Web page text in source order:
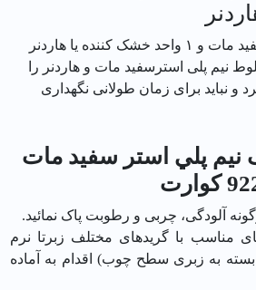
کننده یا هاردنر
نیم پلی استرسفید مات و هاردنر را
و نباید برای زمان طولانی نگهداری
نيم پلي استر سفيد مات
آلودگی، چربی و رطوبت پاک نمائید.
مناسب با گریدهای مختلف زبرتا نرم
(سمباده گرید 80 تا 150 بسته به زبری سطح چوب) اقدام به آماده